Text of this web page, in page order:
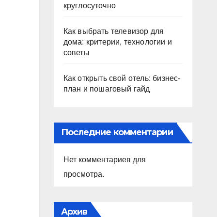
круглосуточно
Как выбрать телевизор для
дома: критерии, технологии и
советы
Как открыть свой отель: бизнес-
план и пошаговый гайд
Последние комментарии
Нет комментариев для
просмотра.
Архив